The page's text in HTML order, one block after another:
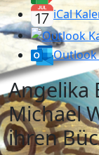
iCal
Outlook
Angelika
Michael
ihren